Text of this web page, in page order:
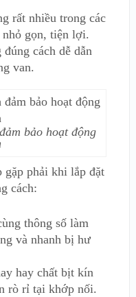
rất nhiều trong các
gọn, tiện lợi.
cách dễ dẫn
van.
bảo hoạt động
phải khi lắp đặt
cách:
thông số làm
và nhanh bị hư
hay chất bịt kín
rò rỉ tại khớp nối.